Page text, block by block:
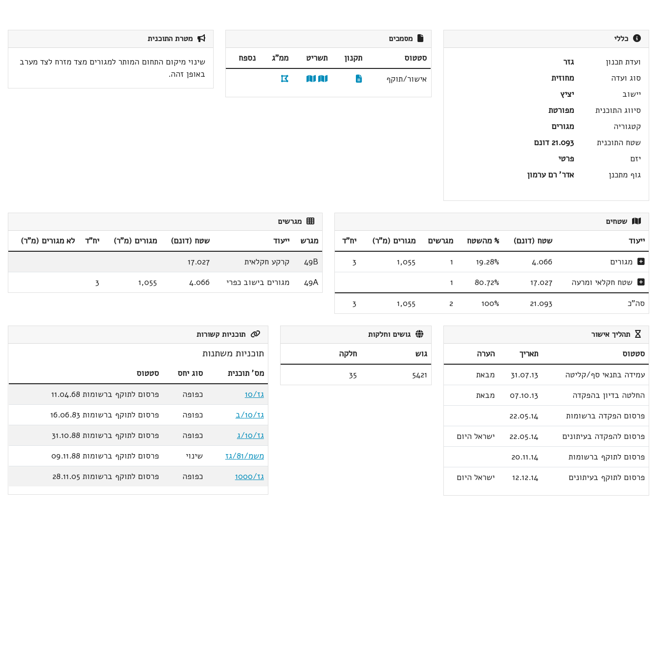
כללי
ועדת תכנון
גזר
סוג ועדה
מחוזית
יישוב
יציץ
סיווג התוכנית
מפורטת
קטגוריה
מגורים
שטח התוכנית
21.093 דונם
יזם
פרטי
גוף מתכנן
אדר' רם ערמון
מסמכים
סטטוס תקנון תשריט ממ"ג
נספח
אישור/תוקף
מטרת התוכנית
שינוי מיקום התחום המותר למגורים מצד מזרח לצד מערב
באופן זהה.
שטחים
ייעוד שטח (דונם) % מהשטח מגרשים מגורים (מ"ר)
יח"ד
מגורים
4.066
19.28%
1
1,055
3
שטח חקלאי ומרעה
17.027
80.72%
1
סה"כ
21.093
100%
2
1,055
3
מגרשים
מגרש ייעוד שטח (דונם) מגורים (מ"ר) יח"ד
לא מגורים (מ"ר)
49B
קרקע חקלאית
17.027
49A
מגורים בישוב כפרי 4.066
1,055
3
תהליך אישור
סטטוס תאריך
הערה
עמידה בתנאי סף/קליטה
31.07.13
מבאת
החלטה בדיון בהפקדה
07.10.13
מבאת
פרסום הפקדה ברשומות
22.05.14
פרסום להפקדה בעיתונים
22.05.14
ישראל היום
פרסום לתוקף ברשומות
20.11.14
פרסום לתוקף בעיתונים
12.12.14 ישראל היום
גושים וחלקות
גוש
חלקה
5421
35
תוכניות קשורות
תוכניות משתנות
מס' תוכנית סוג יחס
סטטוס
גז/10
כפופה
פרסום לתוקף ברשומות 11.04.68
גז/10/ב
כפופה
פרסום לתוקף ברשומות 16.06.83
גז/10/ג
כפופה
פרסום לתוקף ברשומות 31.10.88
משמ/81/גז
שינוי
פרסום לתוקף ברשומות 09.11.88
גז/1000
כפופה פרסום לתוקף ברשומות 28.11.05